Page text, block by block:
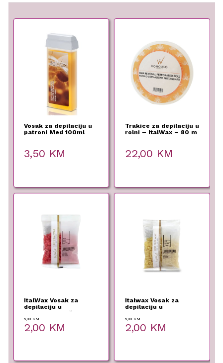
Vosak za depilaciju u
patroni Med 100ml
3,50 KM
Trakice za depilaciju u
rolni – ItalWax – 80 m
22,00 KM
ItalWax Vosak za
depilaciju u
granulama Ruža 100g
5,00KM
Original
price
2,00 KM
Current
price
Italwax Vosak za
depilaciju u
100g
5,00KM
Original
price
2,00 KM
Current
price